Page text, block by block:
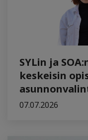
SYLin ja
keskeisin
07.07.2026